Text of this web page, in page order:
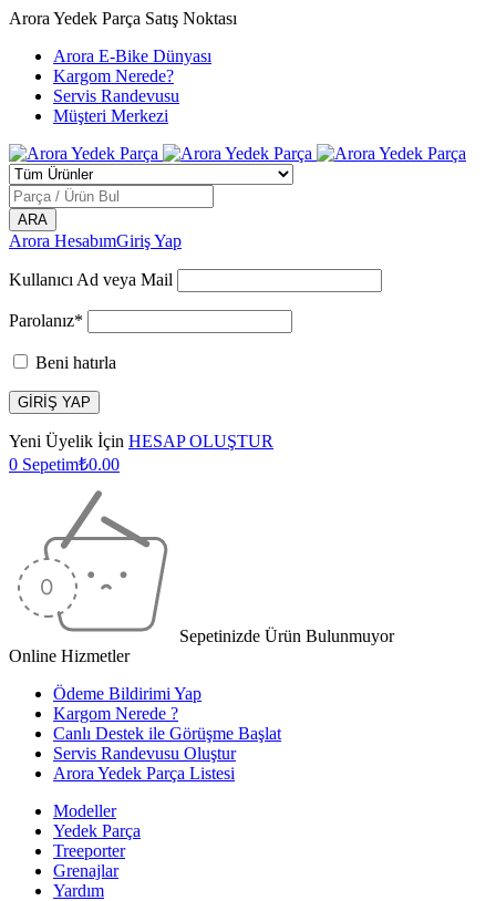
Arora Yedek Parça Satış Noktası
Arora E-Bike Dünyası
Kargom Nerede?
Servis Randevusu
Müşteri Merkezi
Arora HesabımGiriş Yap
Kullanıcı Ad veya Mail
Parolanız*
Beni hatırla
Yeni Üyelik İçin HESAP OLUŞTUR
0 Sepetim₺0.00
Sepetinizde Ürün Bulunmuyor
Online Hizmetler
Ödeme Bildirimi Yap
Kargom Nerede ?
Canlı Destek ile Görüşme Başlat
Servis Randevusu Oluştur
Arora Yedek Parça Listesi
Modeller
Yedek Parça
Treeporter
Grenajlar
Yardım